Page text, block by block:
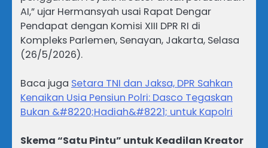
AI,” ujar Hermansyah usai Rapat Dengar
Pendapat dengan Komisi XIII DPR RI di
Kompleks Parlemen, Senayan, Jakarta, Selasa
(26/5/2026).
Baca juga Setara TNI dan Jaksa, DPR Sahkan
Kenaikan Usia Pensiun Polri: Dasco Tegaskan
Bukan &#8220;Hadiah&#8221; untuk Kapolri
Skema “Satu Pintu” untuk Keadilan Kreator